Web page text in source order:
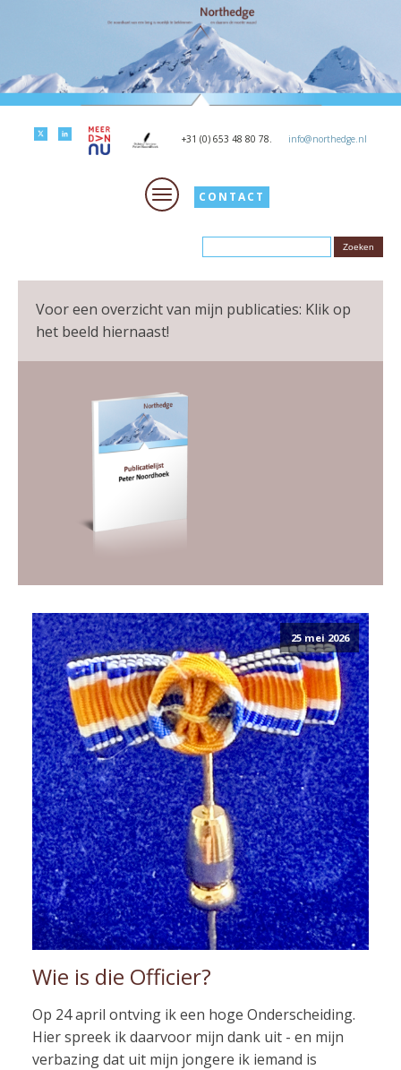
+31 (0) 653 48 80 78. info@northedge.nl
CONTACT
Voor een overzicht van mijn publicaties: Klik op
het beeld hiernaast!
25 mei 2026
Wie is die Officier?
Op 24 april ontving ik een hoge Onderscheiding.
Hier spreek ik daarvoor mijn dank uit - en mijn
verbazing dat uit mijn jongere ik iemand is